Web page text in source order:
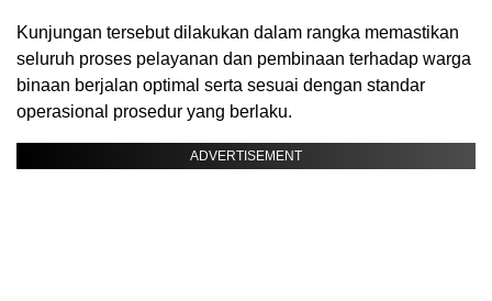
Kunjungan tersebut dilakukan dalam rangka memastikan
seluruh proses pelayanan dan pembinaan terhadap warga
binaan berjalan optimal serta sesuai dengan standar
operasional prosedur yang berlaku.
ADVERTISEMENT